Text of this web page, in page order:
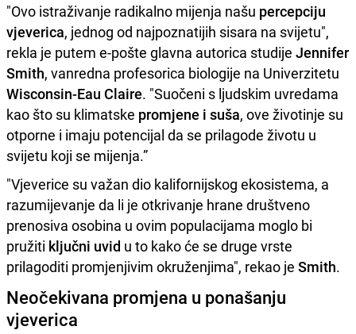
"Ovo istraživanje radikalno mijenja našu percepciju
vjeverica, jednog od najpoznatijih sisara na svijetu",
rekla je putem e-pošte glavna autorica studije Jennifer
Smith, vanredna profesorica biologije na Univerzitetu
Wisconsin-Eau Claire. "Suočeni s ljudskim uvredama
kao što su klimatske promjene i suša, ove životinje su
otporne i imaju potencijal da se prilagode životu u
svijetu koji se mijenja.”
"Vjeverice su važan dio kalifornijskog ekosistema, a
razumijevanje da li je otkrivanje hrane društveno
prenosiva osobina u ovim populacijama moglo bi
pružiti ključni uvid u to kako će se druge vrste
prilagoditi promjenjivim okruženjima", rekao je Smith.
Neočekivana promjena u ponašanju
vjeverica